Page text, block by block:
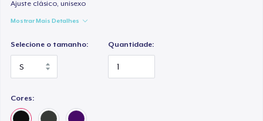
Ajuste clásico, unisexo
Mostrar Mais Detalhes
Selecione o tamanho: Quantidade:
Cores:
Classic Long Sleeve Tee
US$ 30,99